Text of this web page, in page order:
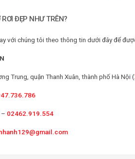
ĐẸP NHƯ TRÊN?
với chúng tôi theo thông tin dưới đây để
Trung, quận Thanh Xuân, thành phố Hà Nội (
– 02462.919.554